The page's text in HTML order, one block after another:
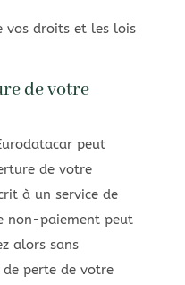
vos droits et les lois
de votre
peut
de votre
à un service de
non-paiement peut
alors sans
perte de votre